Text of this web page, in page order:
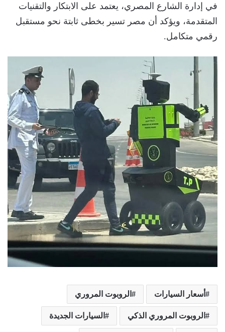
في إدارة الشارع المصري، يعتمد على الابتكار والتقنيات
المتقدمة، ويؤكد أن مصر تسير بخطى ثابتة نحو مستقبل
رقمي متكامل.
أسعار السيارات الروبوت المروري
الروبوت المروري الذكي السيارات الجديدة